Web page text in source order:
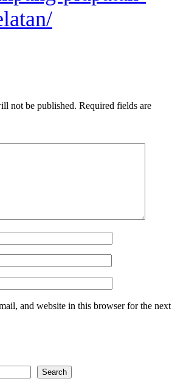
not be published. Required fields are
and website in this browser for the next
Search